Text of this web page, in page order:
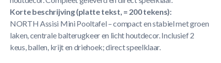
Korte beschrijving (platte tekst, = 200 tekens):
NORTH Assisi Mini Pooltafel – compact en stabiel met groen
laken, centrale balterugkeer en licht houtdecor. Inclusief 2
keus, ballen, krijt en driehoek; direct speelklaar.